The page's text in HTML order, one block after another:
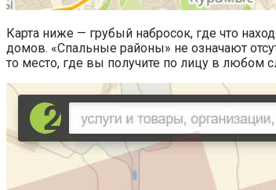
Карта ниже — грубый набросок, где что
домов. «Спальные районы» не означают
то место, где вы получите по лицу в любом